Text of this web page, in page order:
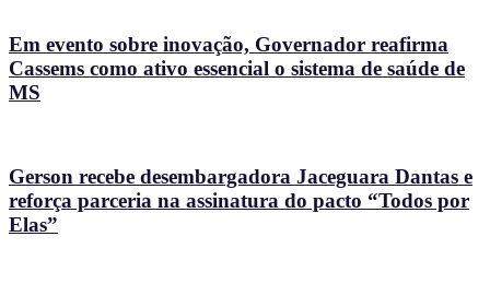
Em evento sobre inovação, Governador reafirma
Cassems como ativo essencial o sistema de saúde de
MS
Gerson recebe desembargadora Jaceguara Dantas e
reforça parceria na assinatura do pacto “Todos por
Elas”